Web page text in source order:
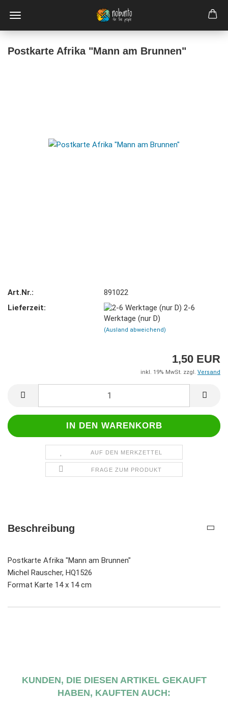
Postkarte Afrika "Mann am Brunnen"
Art.Nr.:
891022
Lieferzeit:
2-6
Werktage (nur D)
(Ausland abweichend)
1,50 EUR
inkl. 19% MwSt. zzgl. Versand
AUF DEN MERKZETTEL
FRAGE ZUM PRODUKT
Beschreibung
Postkarte Afrika "Mann am Brunnen"
Michel Rauscher, HQ1526
Format Karte 14 x 14 cm
KUNDEN, DIE DIESEN ARTIKEL GEKAUFT
HABEN, KAUFTEN AUCH: